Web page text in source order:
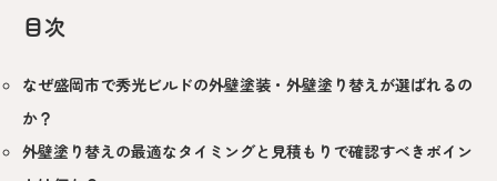
目次
なぜ盛岡市で秀光ビルドの外壁塗装・外壁塗り替えが選ばれるの
か？
外壁塗り替えの最適なタイミングと見積もりで確認すべきポイン